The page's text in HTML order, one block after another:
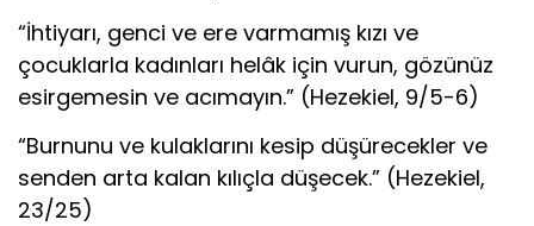
“İhtiyarı, genci ve ere varmamış kızı ve
çocuklarla kadınları helâk için vurun, gözünüz
esirgemesin ve acımayın.” (Hezekiel, 9/5-6)
“Burnunu ve kulaklarını kesip düşürecekler ve
senden arta kalan kılıçla düşecek.” (Hezekiel,
23/25)